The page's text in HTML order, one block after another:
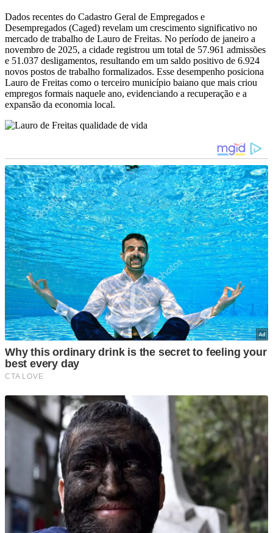
Dados recentes do Cadastro Geral de Empregados e
Desempregados (Caged) revelam um crescimento significativo no
mercado de trabalho de Lauro de Freitas. No período de janeiro a
novembro de 2025, a cidade registrou um total de 57.961 admissões
e 51.037 desligamentos, resultando em um saldo positivo de 6.924
novos postos de trabalho formalizados. Esse desempenho posiciona
Lauro de Freitas como o terceiro município baiano que mais criou
empregos formais naquele ano, evidenciando a recuperação e a
expansão da economia local.